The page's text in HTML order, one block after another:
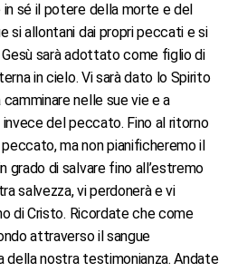
sé il potere della morte e del
si allontani dai propri peccati e si
Gesù sarà adottato come figlio di
in cielo. Vi sarà dato lo Spirito
nelle sue vie e a
del peccato. Fino al ritorno
ma non pianificheremo il
grado di salvare fino all’estremo
salvezza, vi perdonerà e vi
di Cristo. Ricordate che come
attraverso il sangue
della nostra testimonianza. Andate